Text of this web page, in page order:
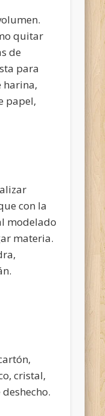
quitar
de
para
harina,
papel,
con la
modelado
materia.
cristal,